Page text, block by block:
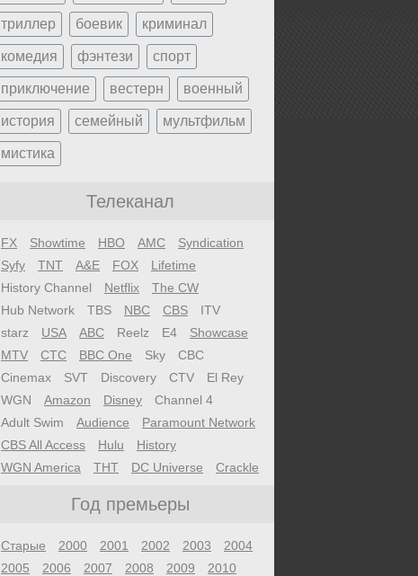
триллер боевик криминал
комедия фэнтези спорт
приключение вестерн военный
история семейный мультфильм
мистика
Телеканал
FX Showtime HBO AMC
Syndication
Syfy
TNT A&E FOX
Lifetime
History Channel
Netflix
The CW
Hub Network
TBS NBC CBS
ITV
starz
USA ABC Reelz E4
Showcase
MTV
CTC BBC One Sky
CBC
Cinemax
SVT Discovery CTV
El Rey
WGN
Amazon Disney
Channel 4
Adult Swim
Audience
Paramount Network
CBS All Access
Hulu
History
WGN America
ТНТ DC Universe Crackle
Год премьеры
Старые 2000 2001 2002 2003
2004
2005
2006 2007 2008 2009 2010